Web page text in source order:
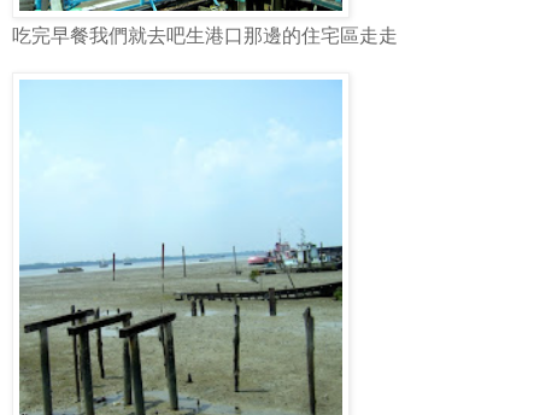
吃完早餐我們就去吧生港口那邊的住宅區走走